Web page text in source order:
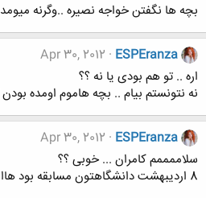
بچه ها نگفتن خواجه نصیره ..وگرنه
ESPEranza
Apr 30, 2012
اره .. تو هم بودی یا نه ؟؟
نه نتونستم بیام .. بچه هاموم اومده
ESPEranza
Apr 30, 2012
سلاممممم کامران ... خوبی ؟؟
8 اردیبهشت دانشگاهتون مسابقه بود هااااااااااااااااا